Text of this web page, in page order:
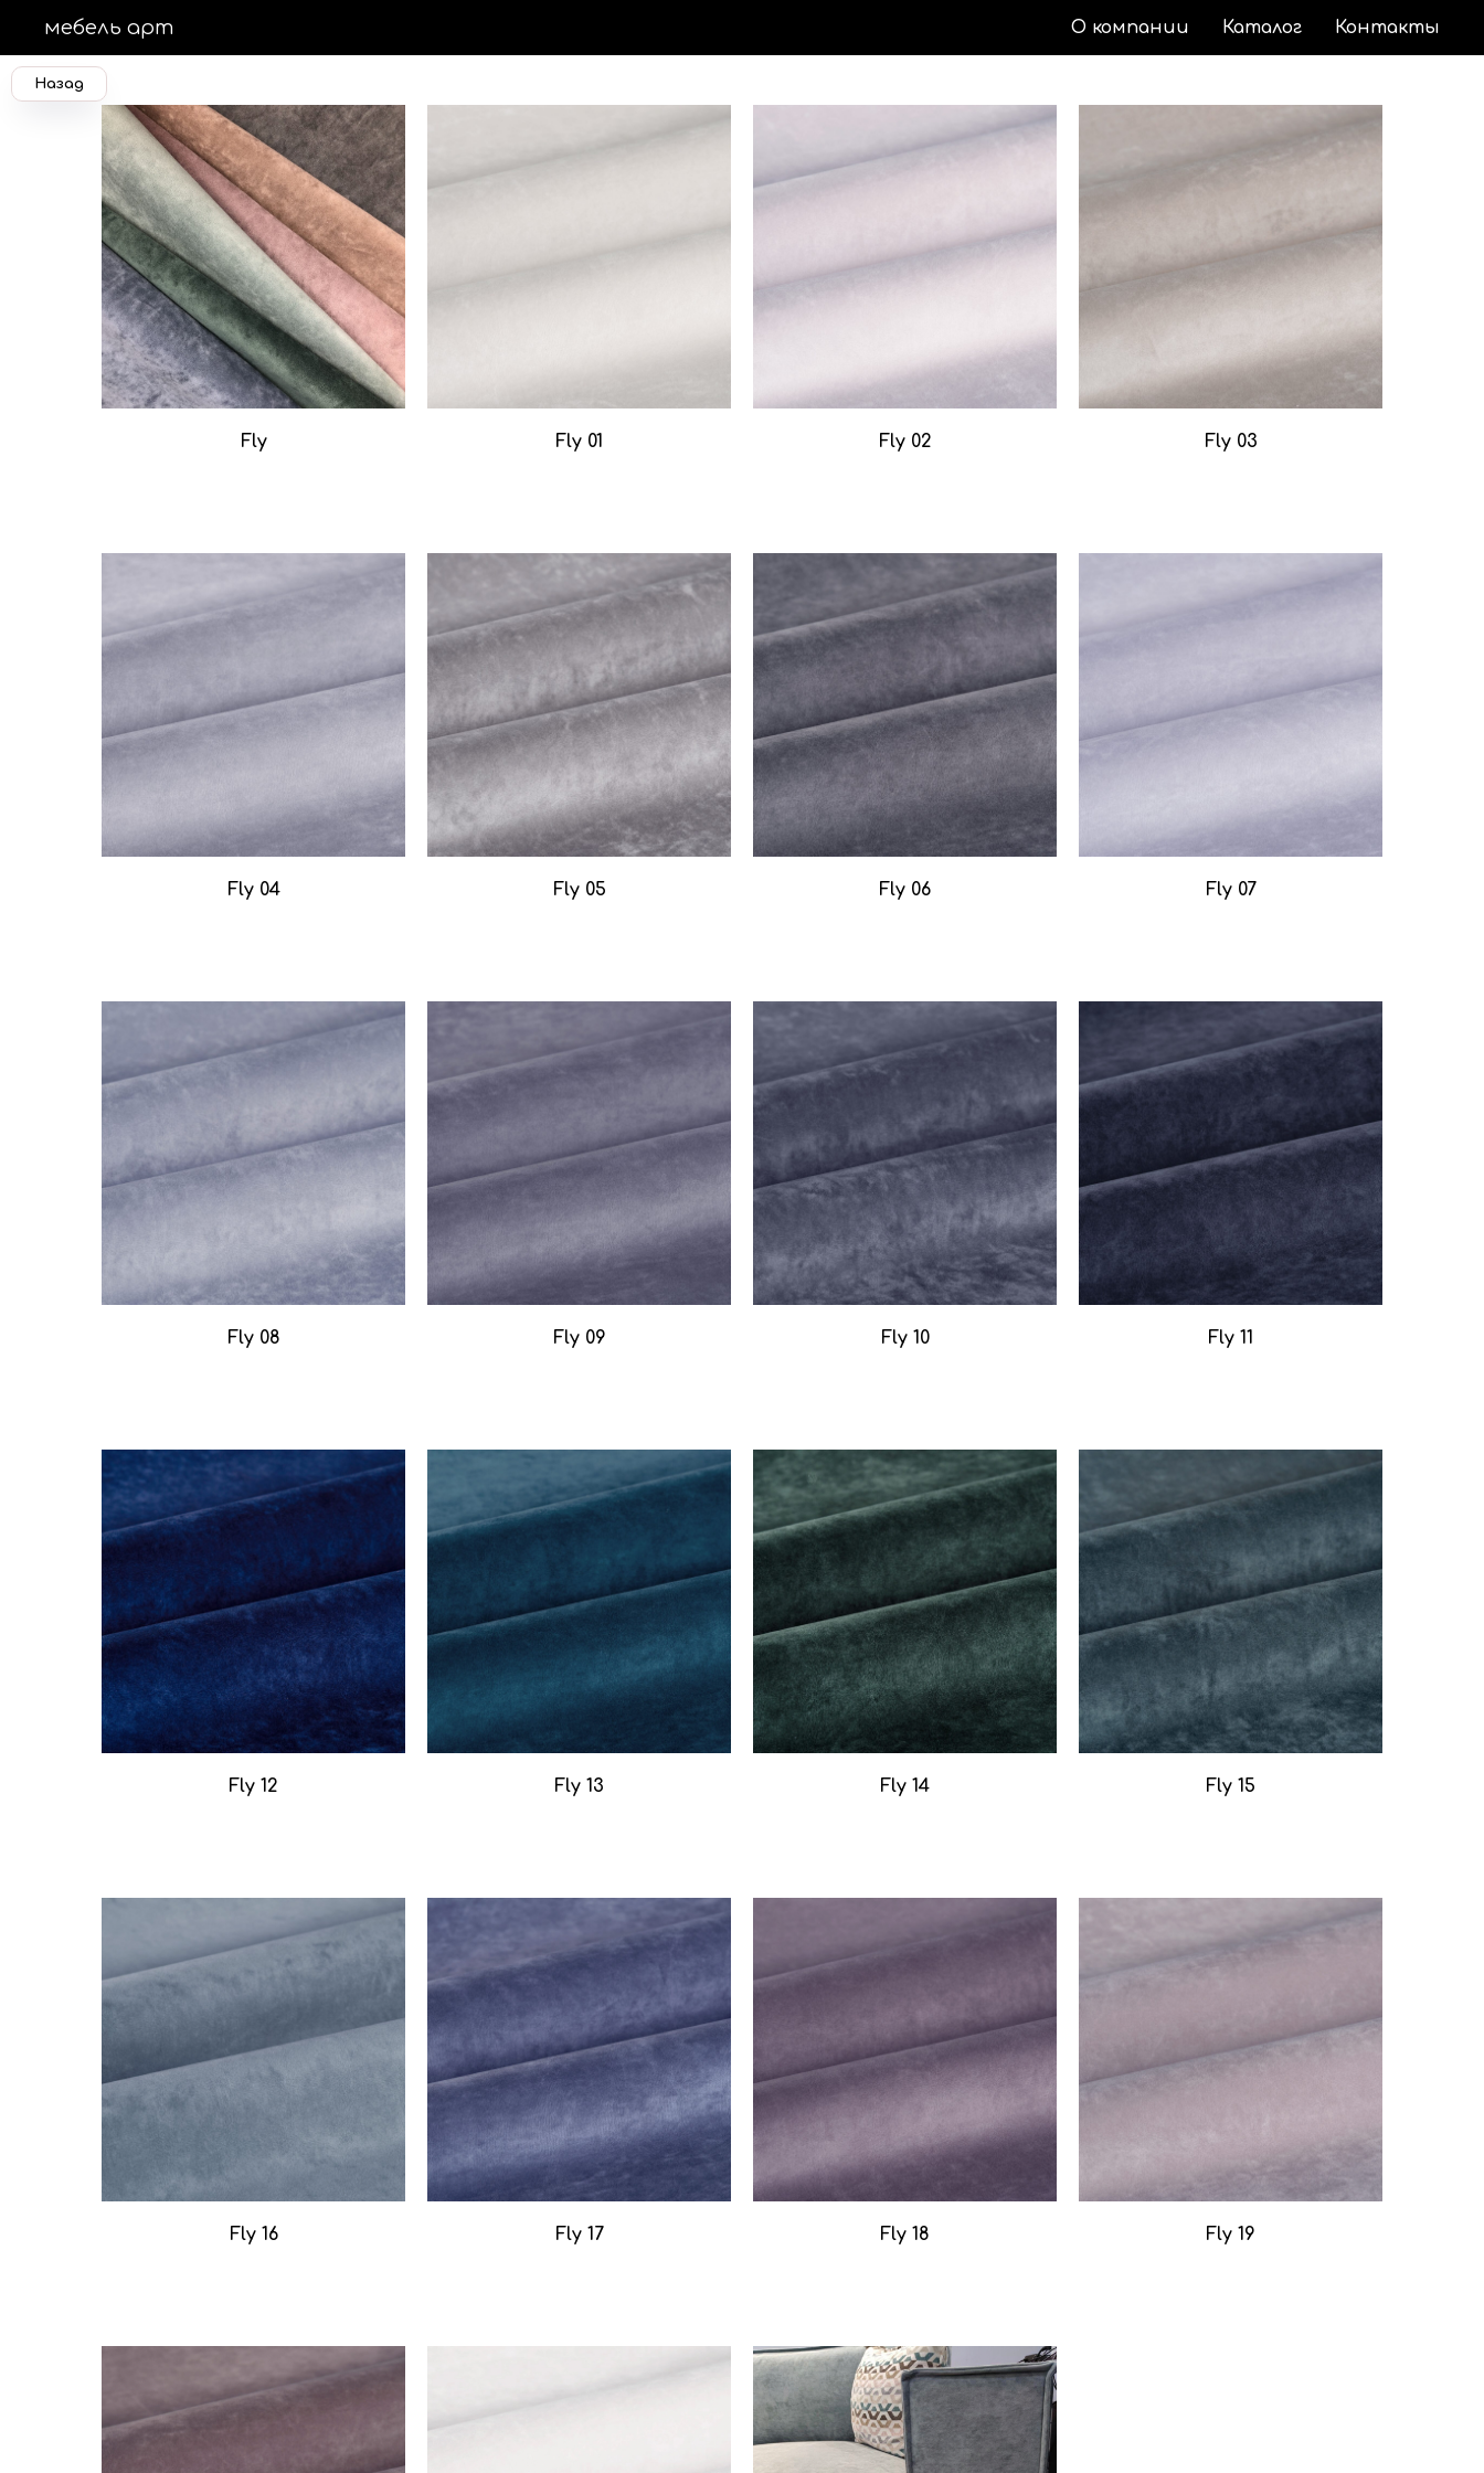
мебель арт О компании Каталог Контакты
Назад
Fly Fly 01 Fly 02 Fly 03
Fly 04 Fly 05 Fly 06 Fly 07
Fly 08 Fly 09 Fly 10 Fly 11
Fly 12 Fly 13 Fly 14 Fly 15
Fly 16 Fly 17 Fly 18 Fly 19